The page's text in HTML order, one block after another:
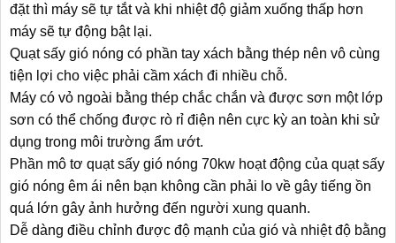
đặt thì máy sẽ tự tắt và khi nhiệt độ giảm xuống thấp hơn
máy sẽ tự động bật lại.
Quạt sấy gió nóng có phần tay xách bằng thép nên vô cùng
tiện lợi cho việc phải cầm xách đi nhiều chỗ.
Máy có vỏ ngoài bằng thép chắc chắn và được sơn một lớp
sơn có thể chống được rò rỉ điện nên cực kỳ an toàn khi sử
dụng trong môi trường ẩm ướt.
Phần mô tơ quạt sấy gió nóng 70kw hoạt động của quạt sấy
gió nóng êm ái nên bạn không cần phải lo về gây tiếng ồn
quá lớn gây ảnh hưởng đến người xung quanh.
Dễ dàng điều chỉnh được độ mạnh của gió và nhiệt độ bằng